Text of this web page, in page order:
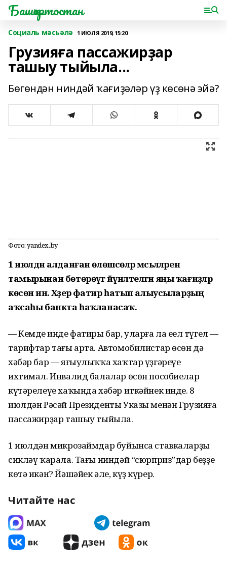
Башҡортостан
Социаль мәсьәлә 1 ИЮЛЯ 2019, 15:20
Грузияға пассажирҙар
ташыу тыйыла...
Бөгөндән ниндәй ҡағиҙәләр үҙ көсөнә эйә?
Фото: yandex.by
1 июлдән алданған өлөшсөләр мәсьәләләрен
тамырынан бөтөрөүгә йүнәлтелгән яңы ҡағиҙәләр
көсөнә инә. Хәҙер фатир һатып алыусыларҙың
аҡсаһы банкта һаҡланасаҡ.
— Кемдең инде фатиры бар, уларға ла еңел түгел —
тарифтар тағы арта. Автомобилистар өсөн дә
хәбәр бар — яғыулыҡҡа хаҡтар үҙгәреүе
ихтимал. Инвалид балалар өсөн пособиелар
күтәрелеүе хаҡында хәбәр иткәйнек инде. 8
июлдән Рәсәй Президенты Указы менән Грузияға
пассажирҙар ташыу тыйыла.
1 июлдән микрозаймдар буйынса ставкаларҙы
сикләү ҡарала. Тағы ниндәй “сюрприз”дар беҙҙе
көтә икән? Йәшәйек әле, күҙ күрер.
Читайте нас